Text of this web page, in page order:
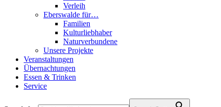
Verleih
Eberswalde für…
Familien
Kulturliebhaber
Naturverbundene
Unsere Projekte
Veranstaltungen
Übernachtungen
Essen & Trinken
Service